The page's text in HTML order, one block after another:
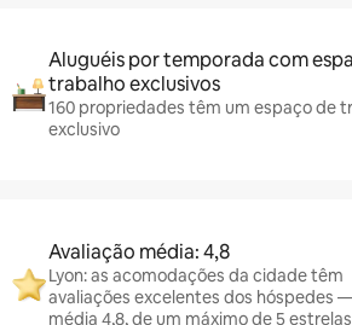
Aluguéis por temporada com
trabalho exclusivos
160 propriedades têm um espaço de
exclusivo
Avaliação média: 4,8
Lyon: as acomodações da cidade têm
avaliações excelentes dos hóspedes
média 4,8, de um máximo de 5